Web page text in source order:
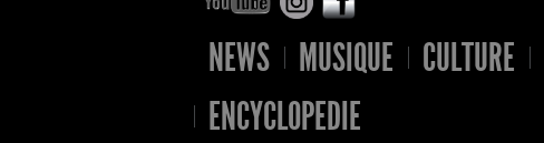
NEWS MUSIQUE CULTURE
ENCYCLOPEDIE